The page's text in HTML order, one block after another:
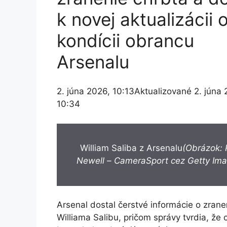
k novej aktualizácii o
kondícii obrancu
Arsenalu
2. júna 2026, 10:13Aktualizované 2. júna
10:34
William Saliba z Arsenalu(Obrázok:
Newell – CameraSport cez Getty
Arsenal dostal čerstvé informácie o
Williama Salibu, pričom správy tvrdia, že